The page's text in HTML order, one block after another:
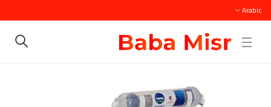
Arabic